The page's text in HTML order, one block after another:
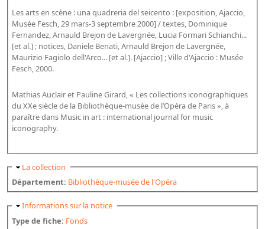
Publications
Guides des sources publiés
Revue de la Bibliothèque nationale de France
Directeurs de la Bibliothèque nationale du XIVe siècle à nos jours
Listes et biographies des directeurs de départements
Implantations de la Bibliothèque nationale de France
Le fil de l'histoire (frise chonologique)
La Bibliothèque nationale de France à livre ouvert
Richelieu, Bibliothèques - Musée - Galeries
Gallica - Son histoire
Les arts en scène : una quadreria del seicento : [exposition, Ajaccio,
Musée Fesch, 29 mars-3 septembre 2000] / textes, Dominique
Fernandez, Arnauld Brejon de Lavergnée, Lucia Formari Schianchi...
[et al.] ; notices, Daniele Benati, Arnauld Brejon de Lavergnée,
Maurizio Fagiolo dell'Arco... [et al.]. [Ajaccio] ; Ville d'Ajaccio : Musée
Fesch, 2000.
Mathias Auclair et Pauline Girard, « Les collections iconographiques
du XXe siècle de la Bibliothèque-musée de l’Opéra de Paris », à
paraître dans Music in art : international journal for music
iconography.
Masquer
La collection
Département: Bibliothèque-musée de l'Opéra
Masquer
Informations sur la notice
Type de fiche: Fonds